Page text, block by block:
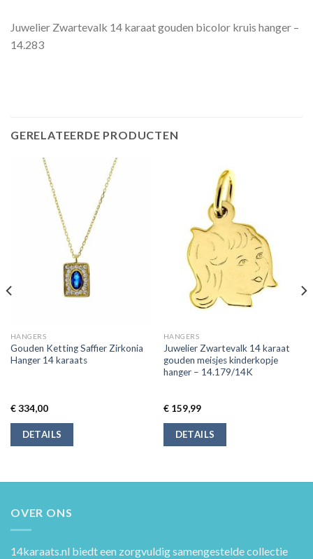
Juwelier Zwartevalk 14 karaat gouden bicolor kruis hanger –
14.283
GERELATEERDE PRODUCTEN
HANGERS
Gouden Ketting Saffier Zirkonia
Hanger 14 karaats
€334,00
DETAILS
HANGERS
Juwelier Zwartevalk 14 karaat
gouden meisjes kinderkopje
hanger – 14.179/14K
€159,99
DETAILS
OVER ONS
14karaats.nl biedt een zorgvuldig samengestelde collectie